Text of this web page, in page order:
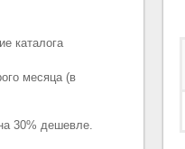
каталога
месяца (в
30% дешевле.